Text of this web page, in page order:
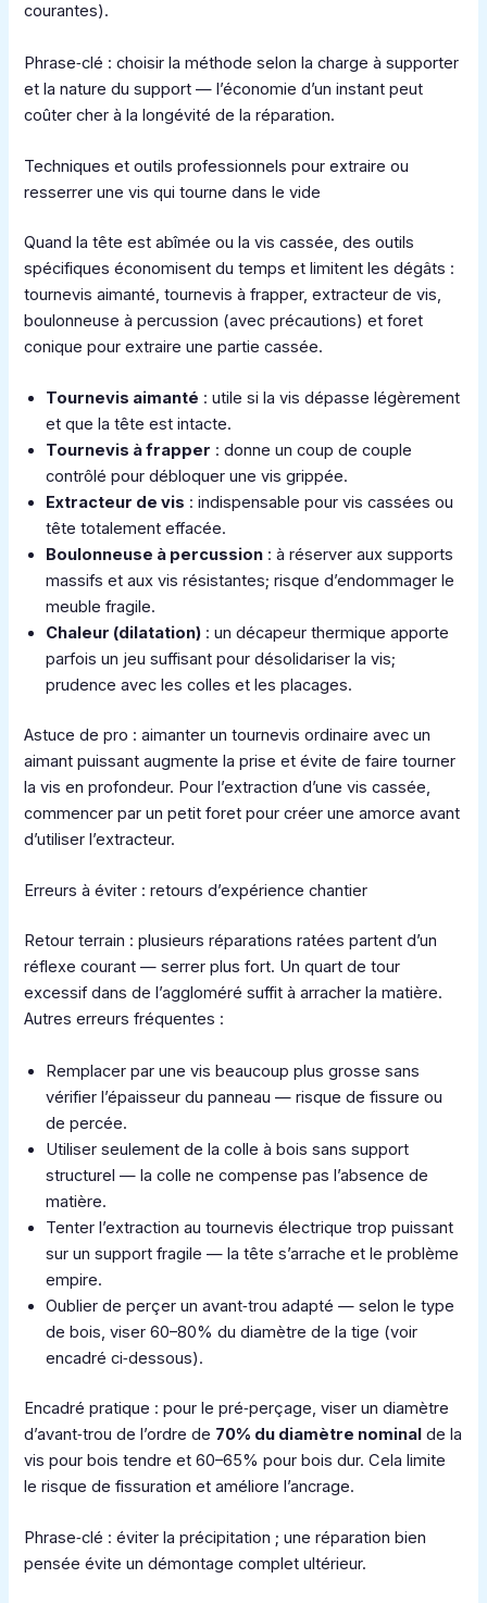
courantes).
Phrase‑clé : choisir la méthode selon la charge à supporter
et la nature du support — l’économie d’un instant peut
coûter cher à la longévité de la réparation.
Techniques et outils professionnels pour extraire ou
resserrer une vis qui tourne dans le vide
Quand la tête est abîmée ou la vis cassée, des outils
spécifiques économisent du temps et limitent les dégâts :
tournevis aimanté, tournevis à frapper, extracteur de vis,
boulonneuse à percussion (avec précautions) et foret
conique pour extraire une partie cassée.
Tournevis aimanté : utile si la vis dépasse légèrement
et que la tête est intacte.
Tournevis à frapper : donne un coup de couple
contrôlé pour débloquer une vis grippée.
Extracteur de vis : indispensable pour vis cassées ou
tête totalement effacée.
Boulonneuse à percussion : à réserver aux supports
massifs et aux vis résistantes; risque d’endommager le
meuble fragile.
Chaleur (dilatation) : un décapeur thermique apporte
parfois un jeu suffisant pour désolidariser la vis;
prudence avec les colles et les placages.
Astuce de pro : aimanter un tournevis ordinaire avec un
aimant puissant augmente la prise et évite de faire tourner
la vis en profondeur. Pour l’extraction d’une vis cassée,
commencer par un petit foret pour créer une amorce avant
d’utiliser l’extracteur.
Erreurs à éviter : retours d’expérience chantier
Retour terrain : plusieurs réparations ratées partent d’un
réflexe courant — serrer plus fort. Un quart de tour
excessif dans de l’aggloméré suffit à arracher la matière.
Autres erreurs fréquentes :
Remplacer par une vis beaucoup plus grosse sans
vérifier l’épaisseur du panneau — risque de fissure ou
de percée.
Utiliser seulement de la colle à bois sans support
structurel — la colle ne compense pas l’absence de
matière.
Tenter l’extraction au tournevis électrique trop puissant
sur un support fragile — la tête s’arrache et le problème
empire.
Oublier de perçer un avant‑trou adapté — selon le type
de bois, viser 60–80% du diamètre de la tige (voir
encadré ci‑dessous).
Encadré pratique : pour le pré‑perçage, viser un diamètre
d’avant‑trou de l’ordre de 70% du diamètre nominal de la
vis pour bois tendre et 60–65% pour bois dur. Cela limite
le risque de fissuration et améliore l’ancrage.
Phrase‑clé : éviter la précipitation ; une réparation bien
pensée évite un démontage complet ultérieur.